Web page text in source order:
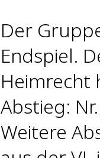
Der
Endspiel.
Heimrecht
Abstieg:
Weitere